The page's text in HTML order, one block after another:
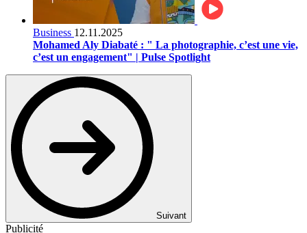
Business 12.11.2025
Mohamed Aly Diabaté : " La photographie, c’est une vie,
c’est un engagement" | Pulse Spotlight
Suivant
Publicité